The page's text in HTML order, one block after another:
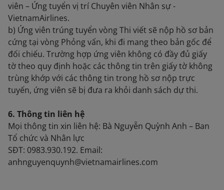
viên – Ứng tuyển vị trí Chuyên viên Nhân sự -
VietnamAirlines.
b) Ứng viên trúng tuyển vòng Thi viết sẽ nộp hồ sơ bản
cứng tại vòng Phỏng vấn, khi đi mang theo bản gốc để
đối chiếu. Trường hợp ứng viên không có đầy đủ giấy
tờ theo quy định hoặc các thông tin trên giấy tờ không
trùng khớp với các thông tin trong hồ sơ nộp trực
tuyến, ứng viên sẽ bị đưa ra khỏi danh sách dự thi.
6. Thông tin liên hệ
Mọi thông tin xin liên hệ: Bà Nguyễn Quỳnh Anh – Ban
Tổ chức và Nhân lực
SĐT: 0983.930.192. Email:
anhnguyenquynh@vietnamairlines.com